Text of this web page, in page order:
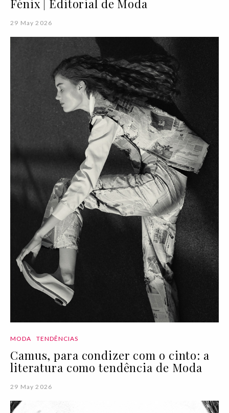
Fénix | Editorial de Moda
29 May 2026
MODA TENDÊNCIAS
Camus, para condizer com o cinto: a
literatura como tendência de Moda
29 May 2026